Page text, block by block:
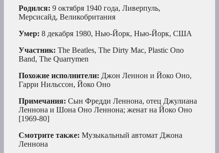
Родился: 9 октября 1940 года, Ливерпуль,
Мерсисайд, Великобритания
Умер: 8 декабря 1980, Нью-Йорк, Нью-Йорк, США
Участник: The Beatles, The Dirty Mac, Plastic Ono
Band, The Quarrymen
Похожие исполнители: Джон Леннон и Йоко Оно,
Гарри Нильссон, Йоко Оно
Примечания: Сын Фредди Леннона, отец Джулиана
Леннона и Шона Оно Леннона; женат на Йоко Оно
[1969-80]
Смотрите также: Музыкальный автомат Джона
Леннона